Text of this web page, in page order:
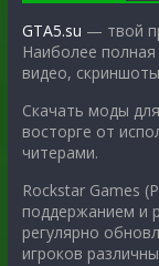
GTA5.su — твой
Наиболее
видео,
Скачать моды
восторге от
читерами.
Rockstar Games
поддержанием и
регулярно
игроков